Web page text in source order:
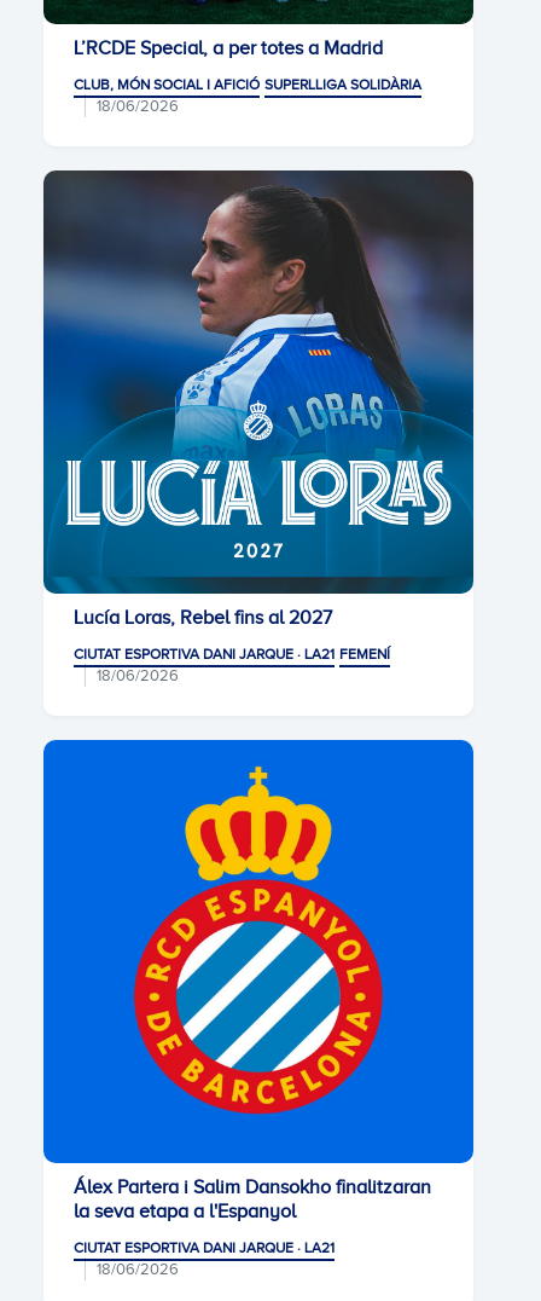
L’RCDE Special, a per totes a Madrid
CLUB, MÓN SOCIAL I AFICIÓ SUPERLLIGA SOLIDÀRIA
18/06/2026
Lucía Loras, Rebel fins al 2027
CIUTAT ESPORTIVA DANI JARQUE · LA21 FEMENÍ
18/06/2026
Álex Partera i Salim Dansokho finalitzaran
la seva etapa a l'Espanyol
CIUTAT ESPORTIVA DANI JARQUE · LA21
18/06/2026